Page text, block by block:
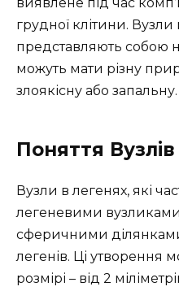
грудної клітини. Вузли
представляють собою
можуть мати різну
злоякісну або запальну.
Поняття
Вузли в легенях, які
легеневими
сферичними
легенів. Ці утворення
розмірі – від 2